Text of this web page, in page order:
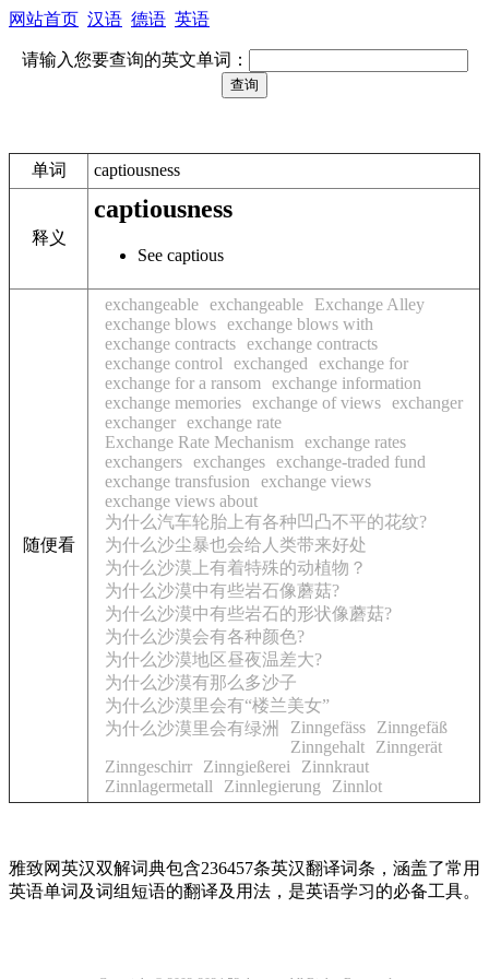
网站首页 汉语 德语 英语
请输入您要查询的英文单词：
单词 captiousness
释义
captiousness
See captious
随便看
exchangeable exchangeable
Exchange Alley
exchange blows exchange blows with
exchange contracts exchange contracts
exchange control
exchanged
exchange for
exchange for a ransom
exchange information
exchange memories exchange of views exchanger
exchanger exchange rate
Exchange Rate Mechanism
exchange rates
exchangers exchanges exchange-traded fund
exchange transfusion
exchange views
exchange views about
为什么汽车轮胎上有各种凹凸不平的花纹?
为什么沙尘暴也会给人类带来好处
为什么沙漠上有着特殊的动植物？
为什么沙漠中有些岩石像蘑菇?
为什么沙漠中有些岩石的形状像蘑菇?
为什么沙漠会有各种颜色?
为什么沙漠地区昼夜温差大?
为什么沙漠有那么多沙子
为什么沙漠里会有“楼兰美女”
为什么沙漠里会有绿洲
Zinngefäss
Zinngefäß
Zinngehalt
Zinngerät
Zinngeschirr
Zinngießerei
Zinnkraut
Zinnlagermetall
Zinnlegierung Zinnlot
雅致网英汉双解词典包含236457条英汉翻译词条，涵盖了常用
英语单词及词组短语的翻译及用法，是英语学习的必备工具。